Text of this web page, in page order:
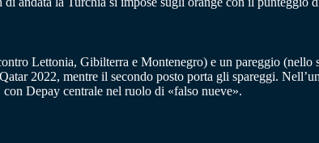
Lettonia, Gibilterra e Montenegro) e un pareggio
2022, mentre il secondo posto porta gli spareggi.
Depay centrale nel ruolo di «falso nueve».